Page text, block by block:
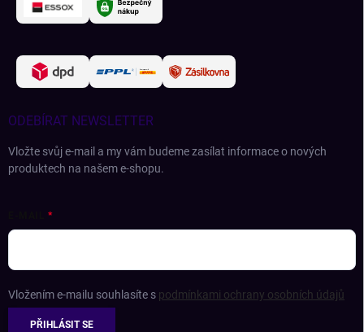
ODEBÍRAT NEWSLETTER
Vložte svůj e-mail a my vám budeme zasílat informace o nových
produktech na našem e-shopu.
Vložením e-mailu souhlasíte s podmínkami ochrany osobních údajů
PŘIHLÁSIT SE